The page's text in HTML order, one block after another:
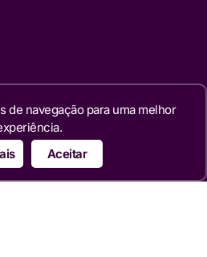
de navegação para uma melhor
Aceitar